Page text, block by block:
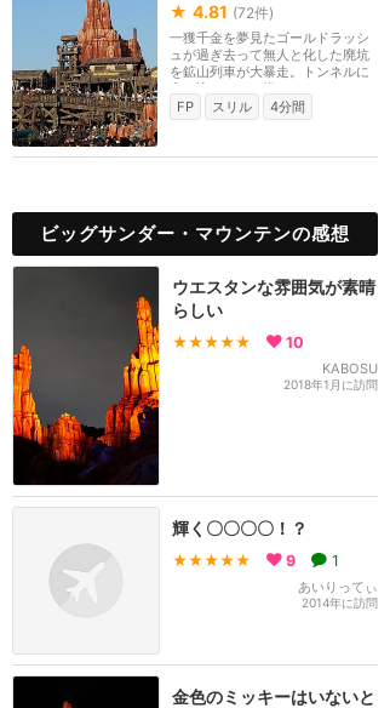
★ 4.81 (72件)
一獲千金を夢見たゴールドラッシ
ュが過ぎ去って無人と化した廃坑
を鉱山列車が大暴走。トンネルに
突っ込んだり、岩...
FP
スリル 4分間
ビッグサンダー・マウンテンの感想
ウエスタンな雰囲気が素晴
らしい
★★★★★ 10
KABOSU
2018年1月に訪問
輝く〇〇〇〇！？
★★★★★ 9 1
あいりってぃ
2014年に訪問
金色のミッキーはいないと